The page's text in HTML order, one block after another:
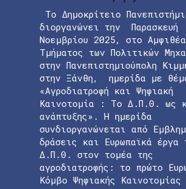
Το Δημοκρίτειο
διοργανώνει την
Νοεμβρίου 2025, στο
Τμήματος των Πολιτικών
στην Πανεπιστημιούπολη
στην Ξάνθη, ημερίδα με
«Αγροδιατροφή και Ψηφιακή
Καινοτομία : Το Δ.Π.Θ. ως
ανάπτυξης». Η ημερίδα
συνδιοργανώνεται από
δράσεις και Eυρωπαϊκά έργα
Δ.Π.Θ. στον τομέα της
αγροδιατροφής: το πρώτο
Κόμβο Ψηφιακής